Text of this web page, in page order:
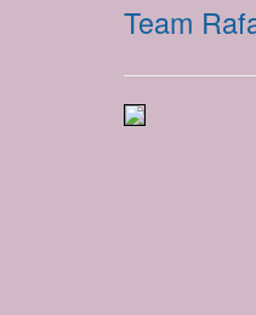
Team